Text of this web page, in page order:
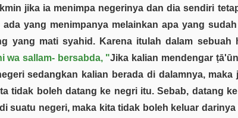
jika ia menimpa negerinya dan dia sendiri
yang menimpanya melainkan apa yang
yang mati syahid. Karena itulah dalam sebuah
wa sallam- bersabda, "Jika kalian mendengar
sedangkan kalian berada di dalamnya, maka
tidak boleh datang ke negri itu. Sebab, datang
suatu negeri, maka kita tidak boleh keluar